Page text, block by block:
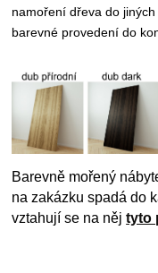
namoření dřeva do
barevné provedení do
Barevně mořený
na zakázku spadá do
vztahují se na nějtyto